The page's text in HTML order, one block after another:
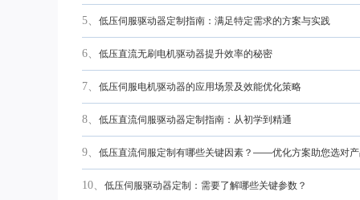
5、 低压伺服驱动器定制指南：满足特定需求的方案与实践
6、 低压直流无刷电机驱动器提升效率的秘密
7、 低压伺服电机驱动器的应用场景及效能优化策略
8、 低压直流伺服驱动器定制指南：从初学到精通
9、 低压直流伺服定制有哪些关键因素？——优化方案助您选对
10、 低压伺服驱动器定制：需要了解哪些关键参数？